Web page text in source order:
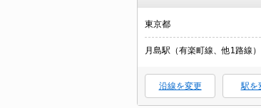
東京都
月島駅（有楽町線、他1路線
沿線を変更 駅を